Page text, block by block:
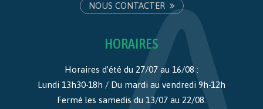
NOUS CONTACTER
HORAIRES
Horaires d’été du 27/07 au 16/08 :
Lundi 13h30-18h / Du mardi au vendredi 9h-12h
Fermé les samedis du 13/07 au 22/08.